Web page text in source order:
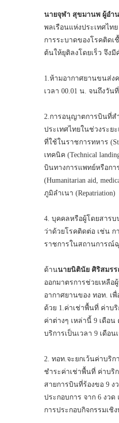
นายจุฬา สุขมานพ ผู้อำ
พลเรือนแห่งประเทศไท
การระบาดของโรคติดเ
ต้นให้ยุติลงโดยเร็ว จึง
1.ห้ามอากาศยานขนส่ง
เวลา 00.01 น. จนถึงวัน
2.การอนุญาตการบินที่ส
ประเทศไทยในช่วงระย
ที่ใช้ในราชการทหาร
เทคนิค (Technical
บินทางการแพทย์หรือกา
(Humanitarian aid,
ภูมิลำเนา
4. บุคคลหรือผู้โดยสาร
ว่าด้วยโรคติดต่อ เช่น
ราชการในสถานการณ์
ด้านนายนิตินัย ศิริสมรร
ออกมาตรการช่วยเหลือ
อากาศยานของ ทอท. เ
ด้วย 1.ค่าเช่าพื้นที่ ค่าบ
ค่าต่างๆ เหล่านี้ 9 เดือ
บริการเป็นเวลา 9 เดือน
2. ทอท.จะยกเว้นค่าบริ
ชำระค่าเช่าพื้นที่ ค่าบริ
สายการบินที่ร้องขอ 9 ง
ประกอบการ จาก 6 งว
การประกอบกิจกรรมเชิ